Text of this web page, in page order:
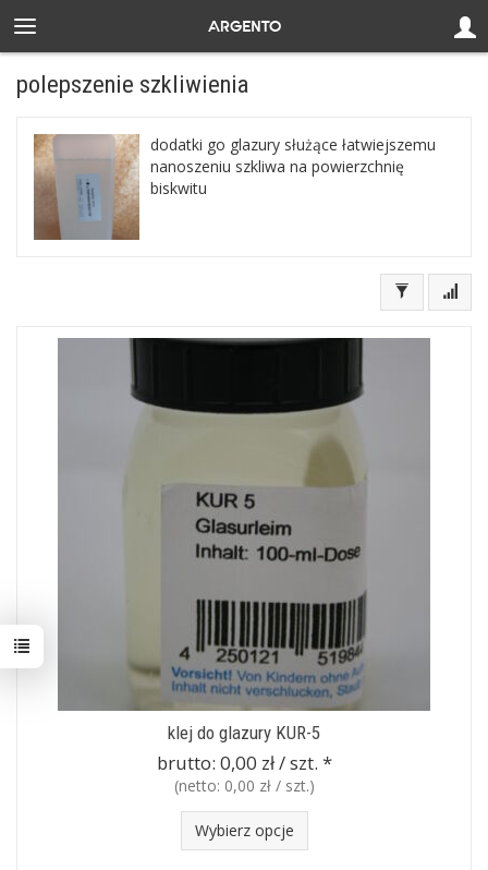
polepszenie szkliwienia
dodatki go glazury służące łatwiejszemu
nanoszeniu szkliwa na powierzchnię
biskwitu
klej do glazury KUR-5
brutto: 0,00 zł / szt. *
(netto: 0,00 zł / szt.)
Wybierz opcje